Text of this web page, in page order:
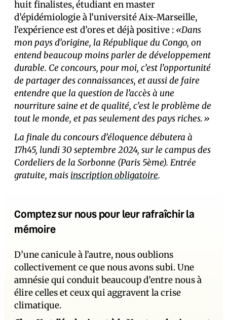
huit finalistes, étudiant en master
d’épidémiologie à l’université Aix-Marseille,
l’expérience est d’ores et déjà positive : «Dans
mon pays d’origine, la République du Congo, on
entend beaucoup moins parler de développement
durable. Ce concours, pour moi, c’est l’opportunité
de partager des connaissances, et aussi de faire
entendre que la question de l’accès à une
nourriture saine et de qualité, c’est le problème de
tout le monde, et pas seulement des pays riches.»
La finale du concours d’éloquence débutera à
17h45, lundi 30 septembre 2024, sur le campus des
Cordeliers de la Sorbonne (Paris 5ème). Entrée
gratuite, mais inscription obligatoire.
Comptez sur nous pour leur rafraîchir la
mémoire
D’une canicule à l’autre, nous oublions
collectivement ce que nous avons subi. Une
amnésie qui conduit beaucoup d’entre nous à
élire celles et ceux qui aggravent la crise
climatique.